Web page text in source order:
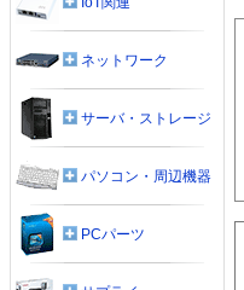
ネットワーク
サーバ・ストレージ
パソコン・周辺機器
PCパーツ